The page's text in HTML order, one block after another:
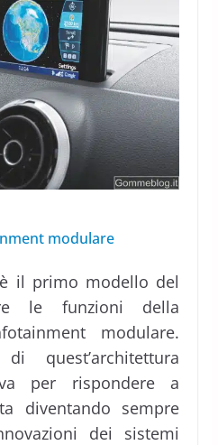
modulare
il primo modello del
le funzioni della
modulare.
quest’architettura
per rispondere a
diventando sempre
dei sistemi